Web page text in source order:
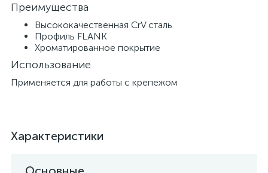
Преимущества
Высококачественная CrV сталь
Профиль FLANK
Хроматированное покрытие
Использование
Применяется для работы с крепежом
Характеристики